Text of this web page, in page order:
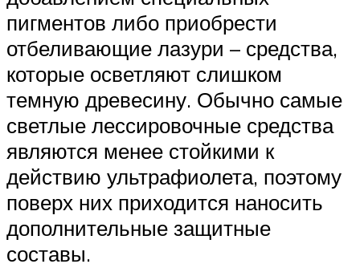
пигментов либо приобрести
отбеливающие лазури – средства,
которые осветляют слишком
темную древесину. Обычно самые
светлые лессировочные средства
являются менее стойкими к
действию ультрафиолета, поэтому
поверх них приходится наносить
дополнительные защитные
составы.